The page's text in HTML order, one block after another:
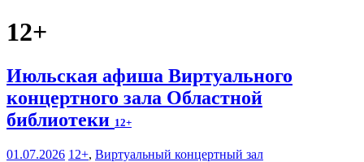
12+
Июльская афиша Виртуального
концертного зала Областной
библиотеки 12+
01.07.2026 12+, Виртуальный концертный зал